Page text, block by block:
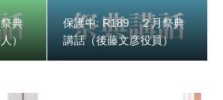
典
）
保護中: R189 ２月祭典
講話（後藤文彦役員）